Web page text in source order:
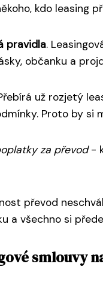
kdo leasing
pravidla.
občanku a
už rozjetý
Proto by si
za převod-
převod
a všechno si
smlouvy